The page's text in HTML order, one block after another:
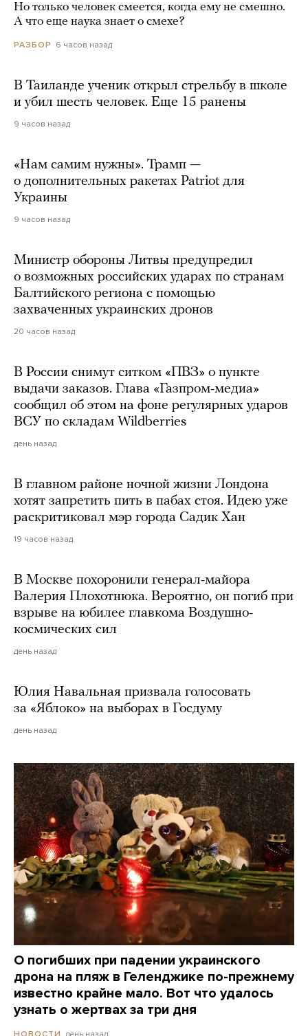
Но только человек смеется, когда ему не смешно.
А что еще наука знает о смехе?
РАЗБОР 6 часов назад
В Таиланде ученик открыл стрельбу в школе
и убил шесть человек. Еще 15 ранены
9 часов назад
«Нам самим нужны». Трамп —
о дополнительных ракетах Patriot для
Украины
9 часов назад
Министр обороны Литвы предупредил
о возможных российских ударах по странам
Балтийского региона с помощью
захваченных украинских дронов
20 часов назад
В России снимут ситком «ПВЗ» о пункте
выдачи заказов. Глава «Газпром-медиа»
сообщил об этом на фоне регулярных ударов
ВСУ по складам Wildberries
день назад
В главном районе ночной жизни Лондона
хотят запретить пить в пабах стоя. Идею уже
раскритиковал мэр города Садик Хан
19 часов назад
В Москве похоронили генерал-майора
Валерия Плохотнюка. Вероятно, он погиб при
взрыве на юбилее главкома Воздушно-
космических сил
день назад
Юлия Навальная призвала голосовать
за «Яблоко» на выборах в Госдуму
день назад
О погибших при падении украинского
дрона на пляж в Геленджике по-прежнему
известно крайне мало. Вот что удалось
узнать о жертвах за три дня
день назад